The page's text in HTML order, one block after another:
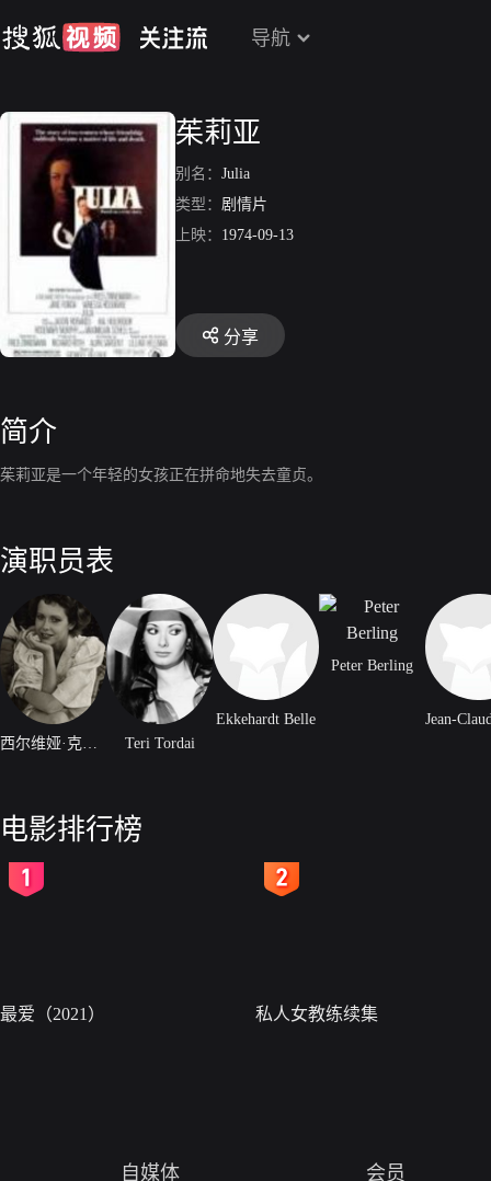
导航
茱莉亚
别名： Julia
类型： 剧情片
上映： 1974-09-13
分享
简介
茱莉亚是一个年轻的女孩正在拼命地失去童贞。
演职员表
Teri Tordai
Ekkehardt Belle
Peter Berling
电影排行榜
最爱（2021） 私人女教练续集
自媒体 会员